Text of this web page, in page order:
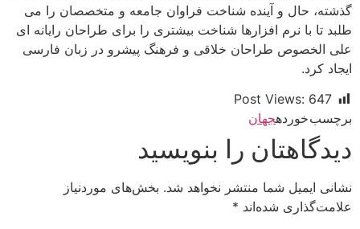
گذشته، حال و آینده شناخت فراوان جامعه و متخصصان را می
طلبد تا با نرم افزارها شناخت بیشتری را برای طراحان رایانه ای
علی الخصوص طراحان خلاقی و فرهنگ پیشرو در زبان فارسی
ایجاد کرد.
Post Views: 647
برچسب خوردهجهان
دیدگاهتان را بنویسید
نشانی ایمیل شما منتشر نخواهد شد. بخش‌های موردنیاز
علامت‌گذاری شده‌اند *